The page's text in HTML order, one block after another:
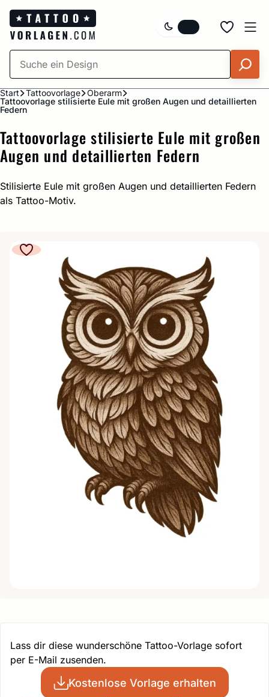
Zum
Inhalt
springen
Start Tattoovorlage
Oberarm
Tattoovorlage stilisierte Eule mit großen Augen und detaillierten
Federn
Tattoovorlage stilisierte Eule mit großen
Augen und detaillierten Federn
Stilisierte Eule mit großen Augen und detaillierten Federn
als Tattoo-Motiv.
Lass dir diese wunderschöne Tattoo-Vorlage sofort
per E-Mail zusenden.
Kostenlose Vorlage erhalten